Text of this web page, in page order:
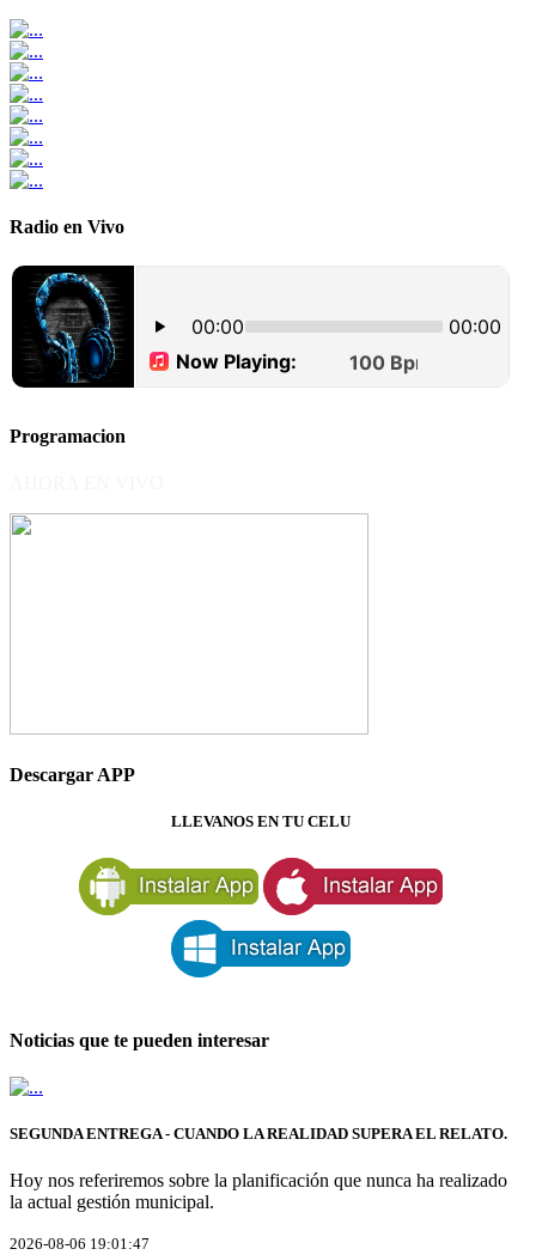
Radio en Vivo
Programacion
Descargar APP
LLEVANOS EN TU CELU
Noticias que te pueden interesar
SEGUNDA ENTREGA - CUANDO LA REALIDAD SUPERA EL RELATO.
Hoy nos referiremos sobre la planificación que nunca ha realizado
la actual gestión municipal.
2026-08-06 19:01:47